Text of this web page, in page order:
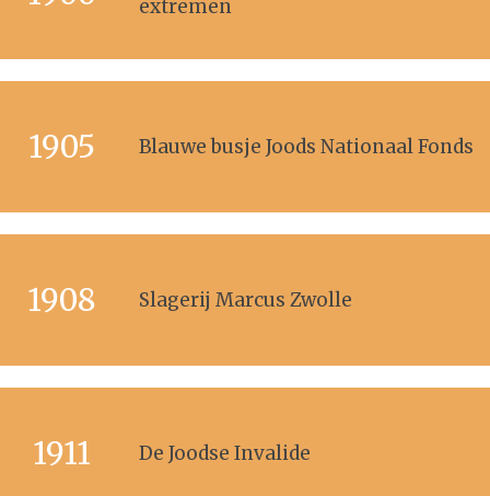
extremen
1905 Blauwe busje Joods Nationaal Fonds
1908 Slagerij Marcus Zwolle
1911 De Joodse Invalide